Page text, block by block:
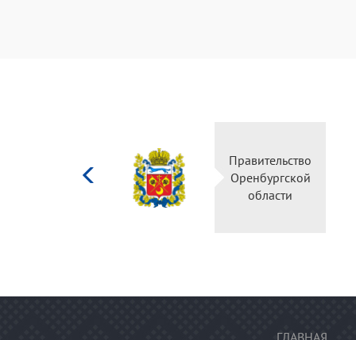
Правительство
Оренбургской
области
ГЛАВНАЯ